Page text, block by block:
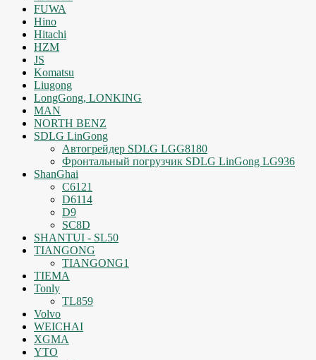
FUWA
Hino
Hitachi
HZM
JS
Komatsu
Liugong
LongGong, LONKING
MAN
NORTH BENZ
SDLG LinGong
Автогрейдер SDLG LGG8180
Фронтальный погрузчик SDLG LinGong LG936
ShanGhai
C6121
D6114
D9
SC8D
SHANTUI - SL50
TIANGONG
TIANGONG1
TIEMA
Tonly
TL859
Volvo
WEICHAI
XGMA
YTO